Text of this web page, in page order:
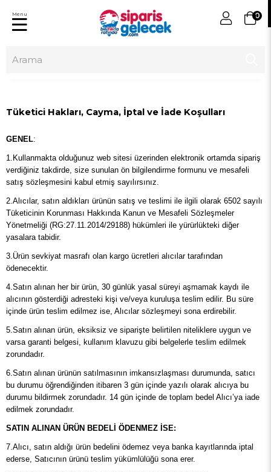
0
Menu
Tüketici Hakları, Cayma, İptal ve İade Koşulları
GENEL:
1.Kullanmakta olduğunuz web sitesi üzerinden elektronik ortamda sipariş
verdiğiniz takdirde, size sunulan ön bilgilendirme formunu ve mesafeli
satış sözleşmesini kabul etmiş sayılırsınız.
2.Alıcılar, satın aldıkları ürünün satış ve teslimi ile ilgili olarak 6502 sayılı
Tüketicinin Korunması Hakkında Kanun ve Mesafeli Sözleşmeler
Yönetmeliği (RG:27.11.2014/29188) hükümleri ile yürürlükteki diğer
yasalara tabidir.
3.Ürün sevkiyat masrafı olan kargo ücretleri alıcılar tarafından
ödenecektir.
4.Satın alınan her bir ürün, 30 günlük yasal süreyi aşmamak kaydı ile
alıcının gösterdiği adresteki kişi ve/veya kuruluşa teslim edilir. Bu süre
içinde ürün teslim edilmez ise, Alıcılar sözleşmeyi sona erdirebilir.
5.Satın alınan ürün, eksiksiz ve siparişte belirtilen niteliklere uygun ve
varsa garanti belgesi, kullanım klavuzu gibi belgelerle teslim edilmek
zorundadır.
6.Satın alınan ürünün satılmasının imkansızlaşması durumunda, satıcı
bu durumu öğrendiğinden itibaren 3 gün içinde yazılı olarak alıcıya bu
durumu bildirmek zorundadır. 14 gün içinde de toplam bedel Alıcı’ya iade
edilmek zorundadır.
SATIN ALINAN ÜRÜN BEDELİ ÖDENMEZ İSE:
7.Alıcı, satın aldığı ürün bedelini ödemez veya banka kayıtlarında iptal
ederse, Satıcının ürünü teslim yükümlülüğü sona erer.